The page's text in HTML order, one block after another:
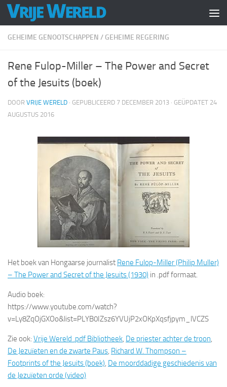
Doorgaan naar inhoud
GEHEIME GENOOTSCHAPPEN / GEHEIME REGERING
Rene Fulop-Miller – The Power and Secret
of the Jesuits (boek)
DOOR VRIJE WERELD · GEPUBLICEERD 7 DECEMBER 2013 · GEÜPDATET 24
AUGUSTUS 2016
Het boek van Hongaarse journalist Rene Fulop-Miller (Philip Muller)
– The Power and Secret of the Jesuits (1930) in .pdf formaat.
Audio boek:
https://www.youtube.com/watch?
v=Ly8ZqOjGXOo&list=PLYB0IZsz6YVUjP2xOKpXqsfjpym_lVCZS
Zie ook: Vrije Wereld .pdf Bibliotheek, De priester achter de troon,
De Jezuïeten en de zwarte Paus, Richard W. Thompson –
Footprints of the Jesuits (boek), De moorddadige geschiedenis van
de Jezuïeten orde (video)